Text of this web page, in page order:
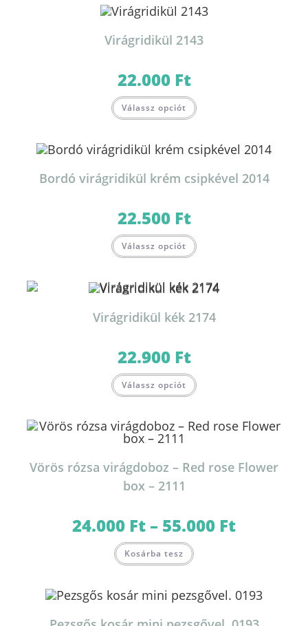
Virágridikül 2143
22.000 Ft
Válassz opciót
Bordó virágridikül krém csipkével 2014
22.500 Ft
Válassz opciót
Virágridikül kék 2174
22.900 Ft
Válassz opciót
Vörös rózsa virágdoboz – Red rose Flower
box – 2111
24.000 Ft– 55.000 Ft24.000 Ft
Kosárba tesz a
van.
A
a